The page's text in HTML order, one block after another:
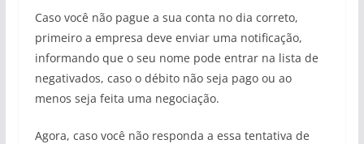
Caso você não pague a sua conta no dia correto,
primeiro a empresa deve enviar uma notificação,
informando que o seu nome pode entrar na lista de
negativados, caso o débito não seja pago ou ao
menos seja feita uma negociação.
Agora, caso você não responda a essa tentativa de